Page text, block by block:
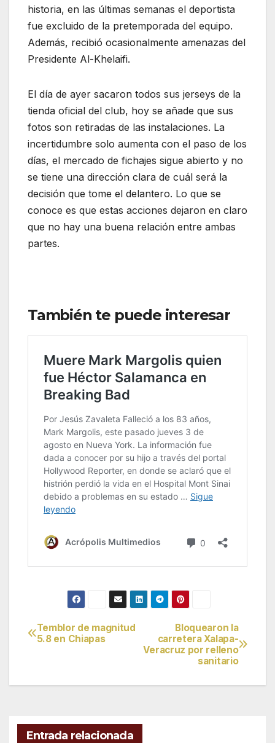
historia, en las últimas semanas el deportista
fue excluido de la pretemporada del equipo.
Además, recibió ocasionalmente amenazas del
Presidente Al-Khelaifi.
El día de ayer sacaron todos sus jerseys de la
tienda oficial del club, hoy se añade que sus
fotos son retiradas de las instalaciones. La
incertidumbre solo aumenta con el paso de los
días, el mercado de fichajes sigue abierto y no
se tiene una dirección clara de cuál será la
decisión que tome el delantero. Lo que se
conoce es que estas acciones dejaron en claro
que no hay una buena relación entre ambas
partes.
También te puede interesar
Navegación
entradas
Bloquearon la
carretera Xalapa-
Veracruz por relleno
sanitario
Temblor de magnitud
5.8 en Chiapas
Entrada relacionada